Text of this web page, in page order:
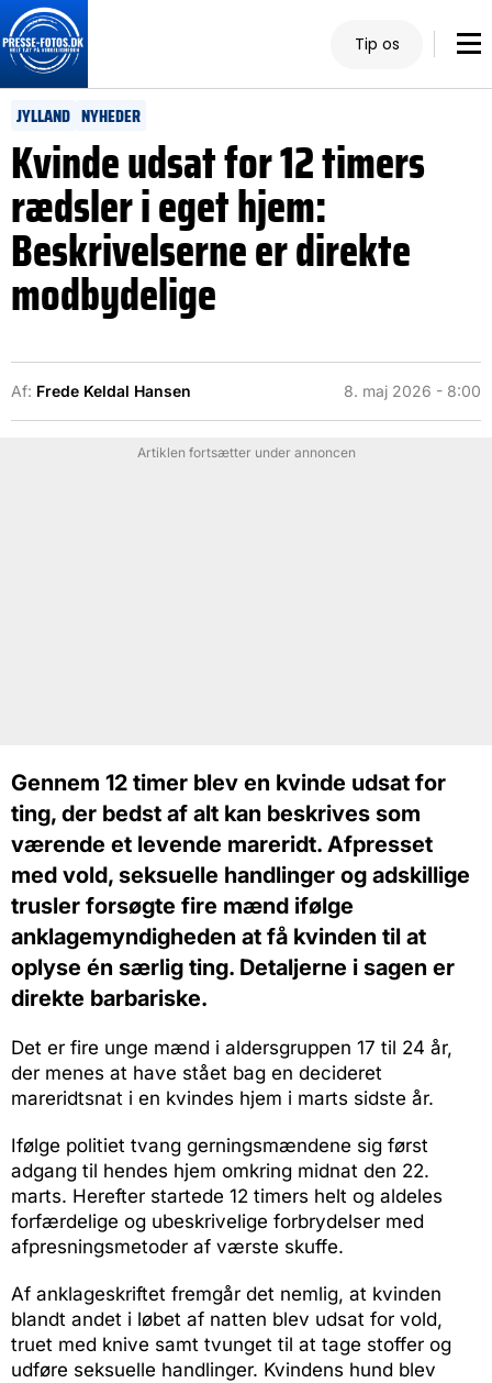
Tip os
JYLLAND NYHEDER
Kvinde udsat for 12 timers
rædsler i eget hjem:
Beskrivelserne er direkte
modbydelige
Af: Frede Keldal Hansen 8. maj 2026 - 8:00
Artiklen fortsætter under annoncen
Gennem 12 timer blev en kvinde udsat for
ting, der bedst af alt kan beskrives som
værende et levende mareridt. Afpresset
med vold, seksuelle handlinger og adskillige
trusler forsøgte fire mænd ifølge
anklagemyndigheden at få kvinden til at
oplyse én særlig ting. Detaljerne i sagen er
direkte barbariske.
Det er fire unge mænd i aldersgruppen 17 til 24 år,
der menes at have stået bag en decideret
mareridtsnat i en kvindes hjem i marts sidste år.
Ifølge politiet tvang gerningsmændene sig først
adgang til hendes hjem omkring midnat den 22.
marts. Herefter startede 12 timers helt og aldeles
forfærdelige og ubeskrivelige forbrydelser med
afpresningsmetoder af værste skuffe.
Af anklageskriftet fremgår det nemlig, at kvinden
blandt andet i løbet af natten blev udsat for vold,
truet med knive samt tvunget til at tage stoffer og
udføre seksuelle handlinger. Kvindens hund blev